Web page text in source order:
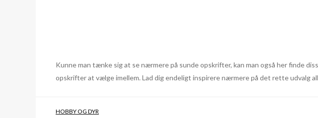
Kunne man tænke sig at se nærmere på sunde opskrifter, kan man også her finde
opskrifter at vælge imellem. Lad dig endeligt inspirere nærmere på det rette udvalg
HOBBY OG DYR